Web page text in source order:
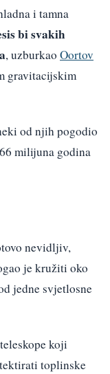
i tamna
bi svakih
, uzburkao Oortov
gravitacijskim
od njih pogodio
milijuna godina
nevidljiv,
je kružiti oko
jedne svjetlosne
koji
toplinske